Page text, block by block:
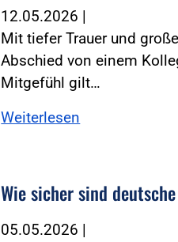
12.05.2026 |
Mit tiefer Trauer und
Abschied von einem
Mitgefühl gilt…
Weiterlesen
Wie sicher sind
05.05.2026 |